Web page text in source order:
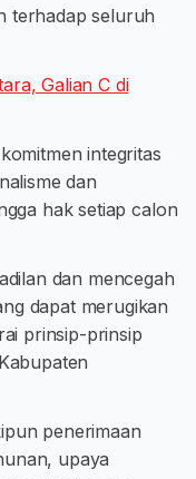
terhadap seluruh
Galian C di
integritas
dan
hak setiap calon
dan mencegah
dapat merugikan
prinsip-prinsip
penerimaan
upaya